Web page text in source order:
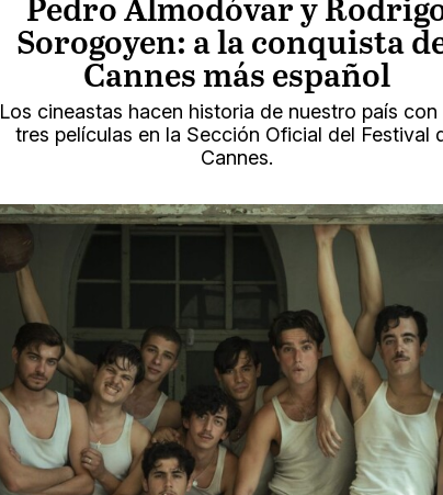
Pedro Almodóvar y
Sorogoyen: a la conquista
Cannes más español
Los cineastas hacen historia de nuestro país con
tres películas en la Sección Oficial del Festival
Cannes.